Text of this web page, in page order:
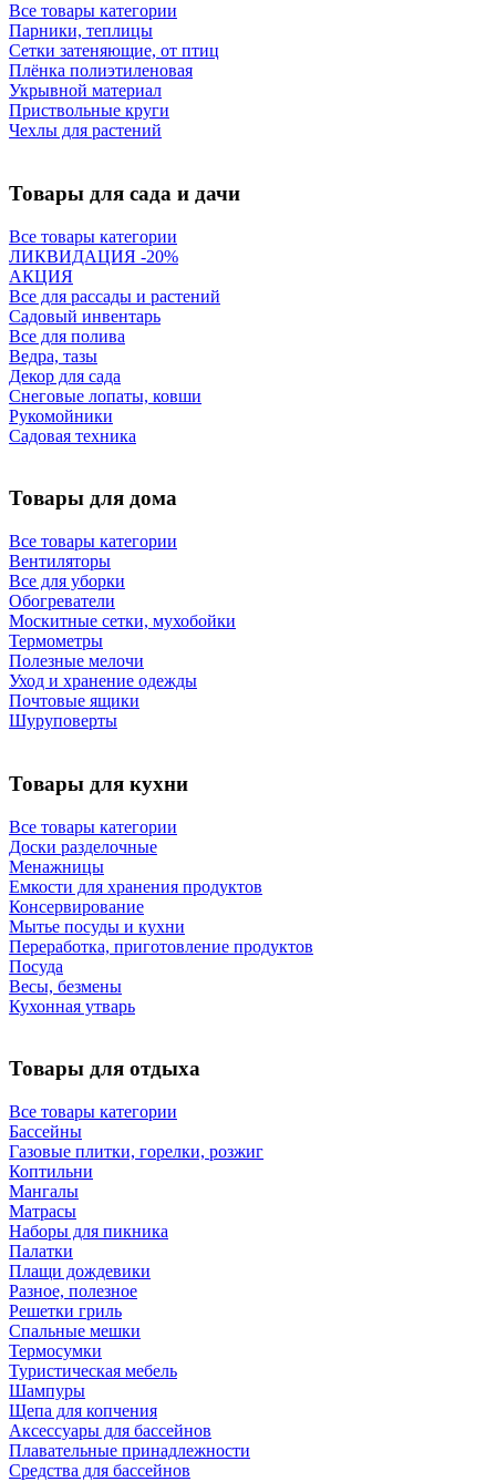
Все товары категории
Парники, теплицы
Сетки затеняющие, от птиц
Плёнка полиэтиленовая
Укрывной материал
Приствольные круги
Чехлы для растений
Товары для сада и дачи
Все товары категории
ЛИКВИДАЦИЯ -20%
АКЦИЯ
Все для рассады и растений
Садовый инвентарь
Все для полива
Ведра, тазы
Декор для сада
Снеговые лопаты, ковши
Рукомойники
Садовая техника
Товары для дома
Все товары категории
Вентиляторы
Все для уборки
Обогреватели
Москитные сетки, мухобойки
Термометры
Полезные мелочи
Уход и хранение одежды
Почтовые ящики
Шуруповерты
Товары для кухни
Все товары категории
Доски разделочные
Менажницы
Емкости для хранения продуктов
Консервирование
Мытье посуды и кухни
Переработка, приготовление продуктов
Посуда
Весы, безмены
Кухонная утварь
Товары для отдыха
Все товары категории
Бассейны
Газовые плитки, горелки, розжиг
Коптильни
Мангалы
Матрасы
Наборы для пикника
Палатки
Плащи дождевики
Разное, полезное
Решетки гриль
Спальные мешки
Термосумки
Туристическая мебель
Шампуры
Щепа для копчения
Аксессуары для бассейнов
Плавательные принадлежности
Средства для бассейнов